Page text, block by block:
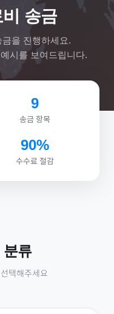
송금
금을 진행하세요.
시를 보여드립니다.
9
송금 항목
90%
수수료 절감
분류
택해주세요